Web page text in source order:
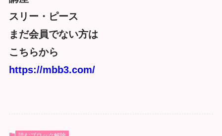
スリー・ピース
まだ会員でない方は
こちらから
https://mbb3.com/